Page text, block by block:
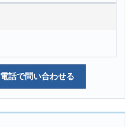
電話で問い合わせる